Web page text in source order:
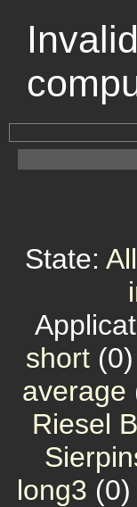
State: All
short
average
Riesel
long3 (0)